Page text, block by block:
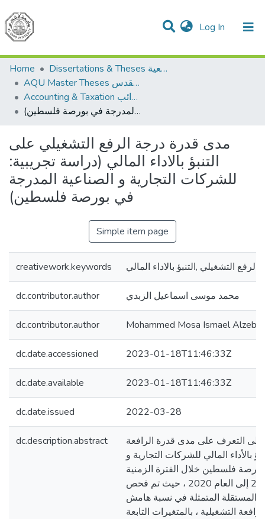
Log In (current)
Communities & Collections
All of DSpace
Home
Dissertations & Theses الرسائل الجامعية
AQU Master Theses الرسائل الجامعية الخاصة بجامعة القدس
Accounting & Taxation المحاسبة والضرائب
مدى قدرة درجة الرفع التشغيلي على التنبؤ بالاداء المالي (دراسة تجريبية: للشركات التجارية و الصناعية المدرجة في بورصة فلسطين)
مدى قدرة درجة الرفع التشغيلي على
التنبؤ بالاداء المالي (دراسة تجريبية:
للشركات التجارية و الصناعية المدرجة
في بورصة فلسطين)
Simple item page
creativework.keywords الرفع التشغيلي ,التنبؤ بالاداء المالي
dc.contributor.author محمد موسى اسماعيل الزبدي
dc.contributor.author Mohammed Mosa Ismael Alzebdi
dc.date.accessioned 2023-01-18T11:46:33Z
dc.date.available 2023-01-18T11:46:33Z
dc.date.issued 2022-03-28
dc.description.abstract
التعرف على مدى قدرة الرافعة
بالأداء المالي للشركات التجارية و
فلسطين خلال الفترة الزمنية
المحددة من عام 2011 إلى العام 2020 ، حيث تم فحص
المستقلة المتمثلة في نسبة هامش
التشغيلية ، بالمتغيرات التابعة